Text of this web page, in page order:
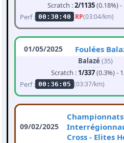
Scratch :2/1135(0.18%) -
Perf : 00:30:40 RP(03:04/km)
01/05/2025 Foulées
Balazé (35)
Scratch : 1/337(0.3%) -
Perf : 00:36:05 (03:37/km)
09/02/2025
Championnats
Cross - Elites